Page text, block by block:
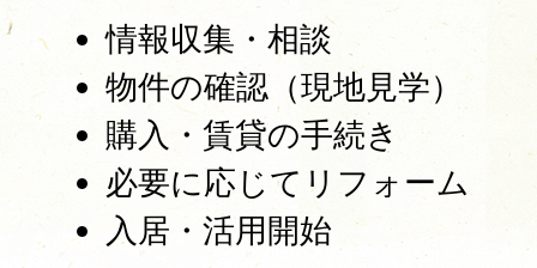
情報収集・相談
物件の確認（現地見学）
購入・賃貸の手続き
必要に応じてリフォーム
入居・活用開始